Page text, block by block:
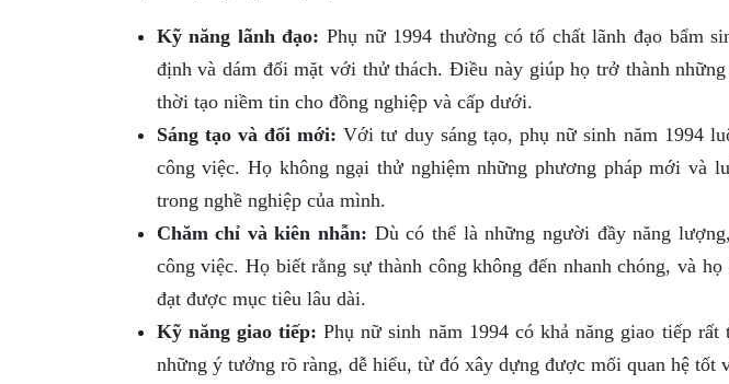
Kỹ năng lãnh đạo: Phụ nữ 1994 thường có tố chất lãnh đạo bẩm
định và dám đối mặt với thử thách. Điều này giúp họ trở thành
thời tạo niềm tin cho đồng nghiệp và cấp dưới.
Sáng tạo và đổi mới: Với tư duy sáng tạo, phụ nữ sinh năm 1994
công việc. Họ không ngại thử nghiệm những phương pháp mới và
trong nghề nghiệp của mình.
Chăm chỉ và kiên nhẫn: Dù có thể là những người đầy năng
công việc. Họ biết rằng sự thành công không đến nhanh chóng, và
đạt được mục tiêu lâu dài.
Kỹ năng giao tiếp: Phụ nữ sinh năm 1994 có khả năng giao tiếp
những ý tưởng rõ ràng, dễ hiểu, từ đó xây dựng được mối quan hệ tốt